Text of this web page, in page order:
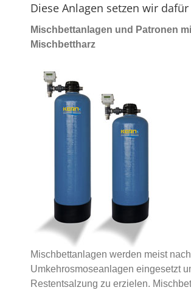
Diese Anlagen setzen wir
Mischbettanlagen und Patronen
Mischbettharz
Mischbettanlagen werden meist nach
Umkehrosmoseanlagen eingesetzt
Restentsalzung zu erzielen.